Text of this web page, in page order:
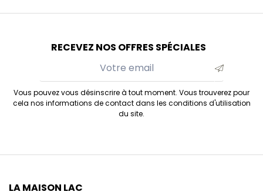
RECEVEZ NOS OFFRES SPÉCIALES
Vous pouvez vous désinscrire à tout moment. Vous trouverez pour
cela nos informations de contact dans les conditions d'utilisation
du site.
LA MAISON LAC